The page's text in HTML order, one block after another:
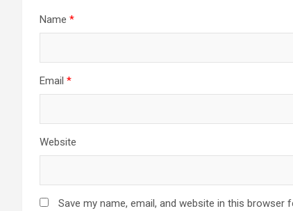
Name *
Email *
Website
Save my name, email, and website in this browser